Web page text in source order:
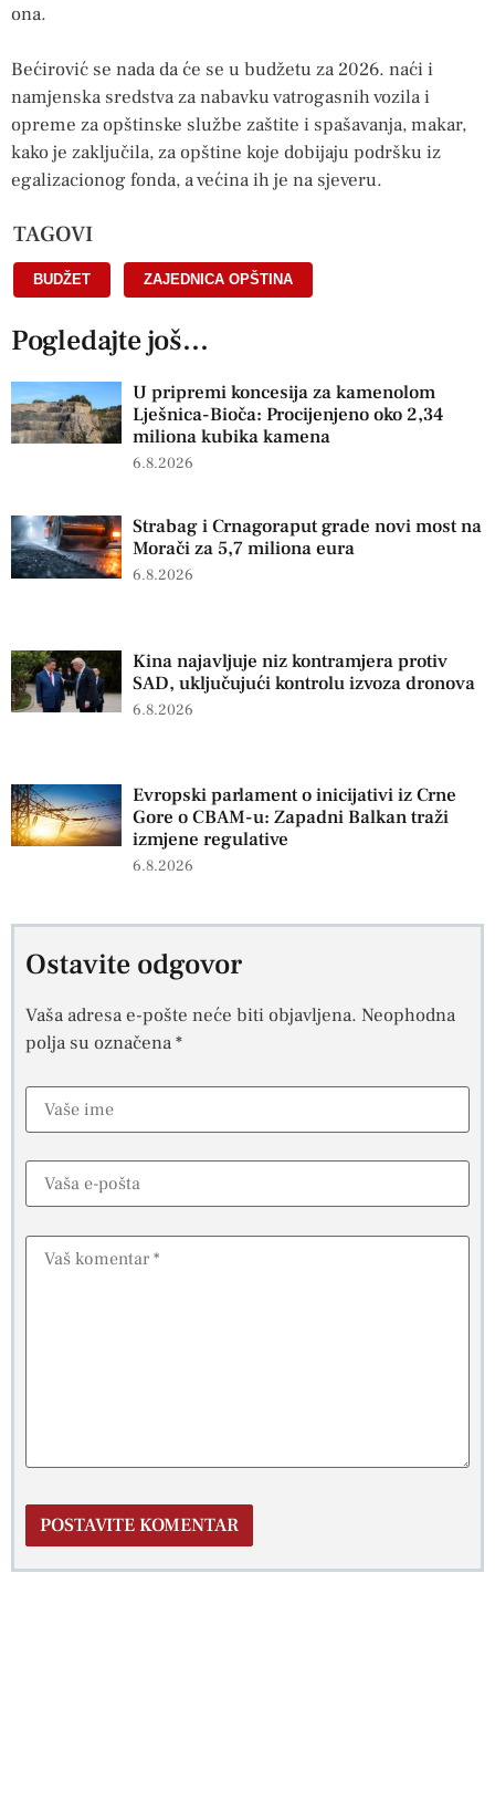
ona.
Bećirović se nada da će se u budžetu za 2026. naći i
namjenska sredstva za nabavku vatrogasnih vozila i
opreme za opštinske službe zaštite i spašavanja, makar,
kako je zaključila, za opštine koje dobijaju podršku iz
egalizacionog fonda, a većina ih je na sjeveru.
TAGOVI
BUDŽET ZAJEDNICA OPŠTINA
Pogledajte još...
U pripremi koncesija za kamenolom
Lješnica-Bioča: Procijenjeno oko 2,34
miliona kubika kamena
6.8.2026
Strabag i Crnagoraput grade novi most na
Morači za 5,7 miliona eura
6.8.2026
Kina najavljuje niz kontramjera protiv
SAD, uključujući kontrolu izvoza dronova
6.8.2026
Evropski parlament o inicijativi iz Crne
Gore o CBAM-u: Zapadni Balkan traži
izmjene regulative
6.8.2026
Ostavite odgovor
Vaša adresa e-pošte neće biti objavljena. Neophodna
polja su označena*